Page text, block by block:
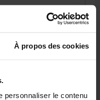
À propos des cookies
personnaliser le contenu
DÉTAILS